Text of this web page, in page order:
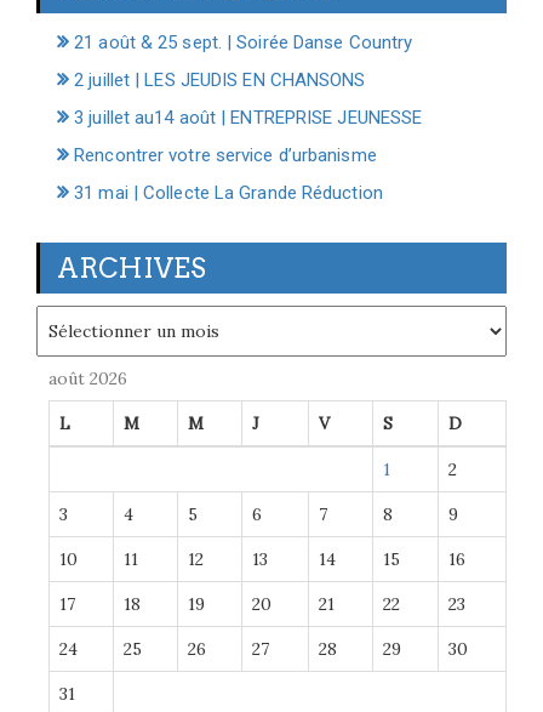
21 août & 25 sept. | Soirée Danse Country
2 juillet | LES JEUDIS EN CHANSONS
3 juillet au14 août | ENTREPRISE JEUNESSE
Rencontrer votre service d’urbanisme
31 mai | Collecte La Grande Réduction
ARCHIVES
août 2026
L M M J V S D
1 2
3 4 5 6 7 8 9
10 11 12 13 14 15 16
17 18 19 20 21 22 23
24 25 26 27 28 29 30
31